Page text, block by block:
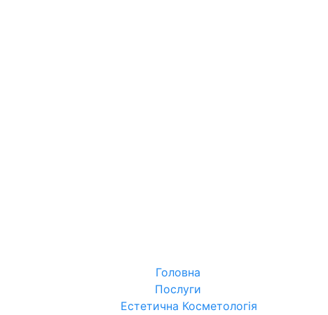
Головна
Послуги
Естетична Косметологія